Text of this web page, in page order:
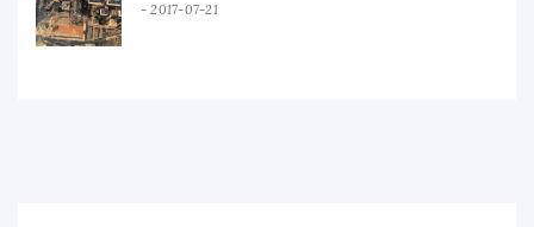
2017-07-21